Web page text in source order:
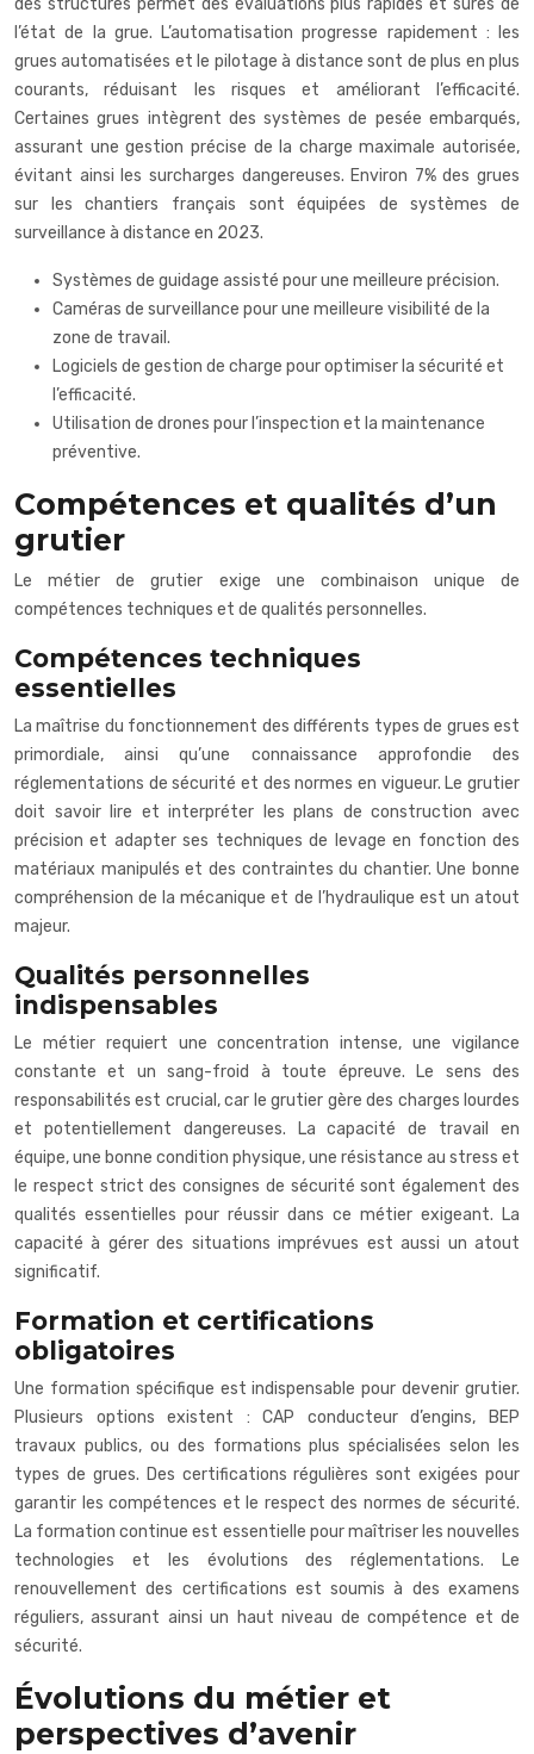
des structures permet des évaluations plus rapides et sûres de
l’état de la grue. L’automatisation progresse rapidement : les
grues automatisées et le pilotage à distance sont de plus en plus
courants, réduisant les risques et améliorant l’efficacité.
Certaines grues intègrent des systèmes de pesée embarqués,
assurant une gestion précise de la charge maximale autorisée,
évitant ainsi les surcharges dangereuses. Environ 7% des grues
sur les chantiers français sont équipées de systèmes de
surveillance à distance en 2023.
Systèmes de guidage assisté pour une meilleure précision.
Caméras de surveillance pour une meilleure visibilité de la
zone de travail.
Logiciels de gestion de charge pour optimiser la sécurité et
l’efficacité.
Utilisation de drones pour l’inspection et la maintenance
préventive.
Compétences et qualités d’un
grutier
Le métier de grutier exige une combinaison unique de
compétences techniques et de qualités personnelles.
Compétences techniques
essentielles
La maîtrise du fonctionnement des différents types de grues est
primordiale, ainsi qu’une connaissance approfondie des
réglementations de sécurité et des normes en vigueur. Le grutier
doit savoir lire et interpréter les plans de construction avec
précision et adapter ses techniques de levage en fonction des
matériaux manipulés et des contraintes du chantier. Une bonne
compréhension de la mécanique et de l’hydraulique est un atout
majeur.
Qualités personnelles
indispensables
Le métier requiert une concentration intense, une vigilance
constante et un sang-froid à toute épreuve. Le sens des
responsabilités est crucial, car le grutier gère des charges lourdes
et potentiellement dangereuses. La capacité de travail en
équipe, une bonne condition physique, une résistance au stress et
le respect strict des consignes de sécurité sont également des
qualités essentielles pour réussir dans ce métier exigeant. La
capacité à gérer des situations imprévues est aussi un atout
significatif.
Formation et certifications
obligatoires
Une formation spécifique est indispensable pour devenir grutier.
Plusieurs options existent : CAP conducteur d’engins, BEP
travaux publics, ou des formations plus spécialisées selon les
types de grues. Des certifications régulières sont exigées pour
garantir les compétences et le respect des normes de sécurité.
La formation continue est essentielle pour maîtriser les nouvelles
technologies et les évolutions des réglementations. Le
renouvellement des certifications est soumis à des examens
réguliers, assurant ainsi un haut niveau de compétence et de
sécurité.
Évolutions du métier et
perspectives d’avenir